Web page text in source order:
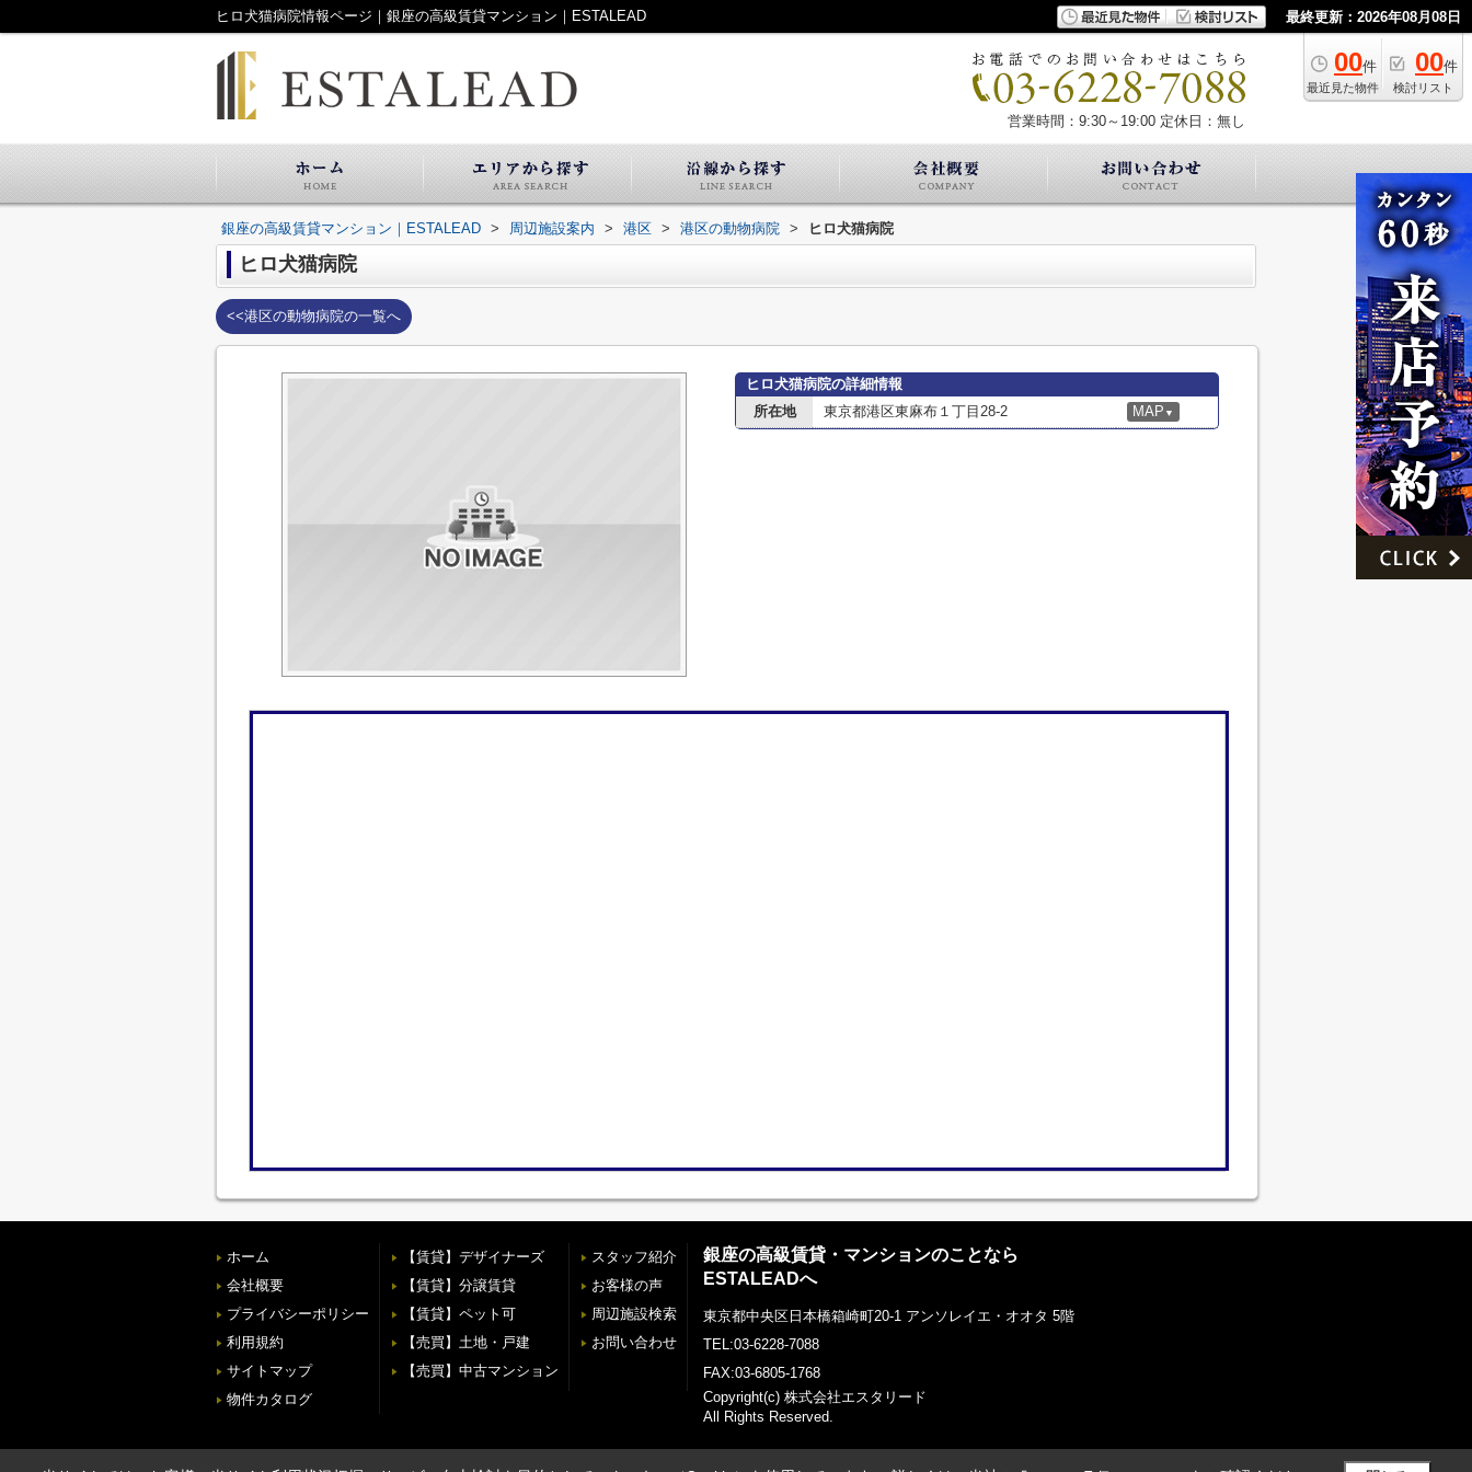
ヒロ犬猫病院情報ページ｜銀座の高級賃貸マンション｜ESTALEAD 最終更新：2026年08月08日
00件
最近見た物件
00件
検討リスト
営業時間：9:30～19:00 定休日：無し
銀座の高級賃貸マンション｜ESTALEAD > 周辺施設案内 > 港区 > 港区の動物病院 > ヒロ犬猫病院
ヒロ犬猫病院
<<港区の動物病院の一覧へ
ヒロ犬猫病院の詳細情報
所在地
東京都港区東麻布１丁目28-2 MAP ▼
ホーム
会社概要
プライバシーポリシー
利用規約
サイトマップ
物件カタログ
【賃貸】デザイナーズ
【賃貸】分譲賃貸
【賃貸】ペット可
【売買】土地・戸建
【売買】中古マンション
スタッフ紹介
お客様の声
周辺施設検索
お問い合わせ
銀座の高級賃貸・マンションのことなら
ESTALEADへ
東京都中央区日本橋箱崎町20-1 アンソレイエ・オオタ 5階
TEL:03-6228-7088
FAX:03-6805-1768
Copyright(c) 株式会社エスタリード
All Rights Reserved.